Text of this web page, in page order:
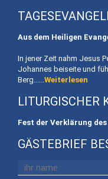
Termine
Gottesdienste
Initiativen
willkommen
Aus dem Heiligen
In jener Zeit nahm Jesus
Johannes beiseite und
Berg...... Weiterlesen
LITURGISCHER
Fest der Verklärung
GÄSTEBRIEF